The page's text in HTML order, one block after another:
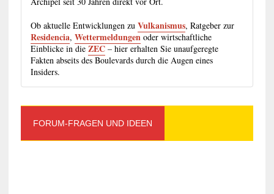
Ob aktuelle Entwicklungen zu Vulkanismus, Ratgeber zur
Residencia, Wettermeldungenoder wirtschaftliche
Einblicke in die ZEC– hier erhalten Sie unaufgeregte
Fakten abseits des Boulevards durch die Augen eines
Insiders.
FORUM-FRAGEN UND IDEEN